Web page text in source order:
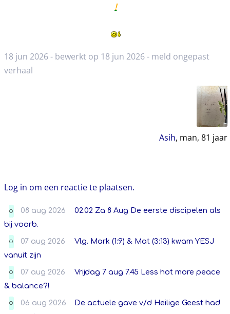
!
18 jun 2026 - bewerkt op 18 jun 2026 - meld ongepast
verhaal
Asih, man, 81 jaar
Log in om een reactie te plaatsen.
O 08 aug 2026
02.02 Za 8 Aug De eerste discipelen als
bij voorb.
O 07 aug 2026
Vlg. Mark (1:9) & Mat (3:13) kwam YESJ
vanuit zijn
O 07 aug 2026
Vrijdag 7 aug 7.45 Less hot more peace
& balance?!
O 06 aug 2026
De actuele gave v/d Heilige Geest had